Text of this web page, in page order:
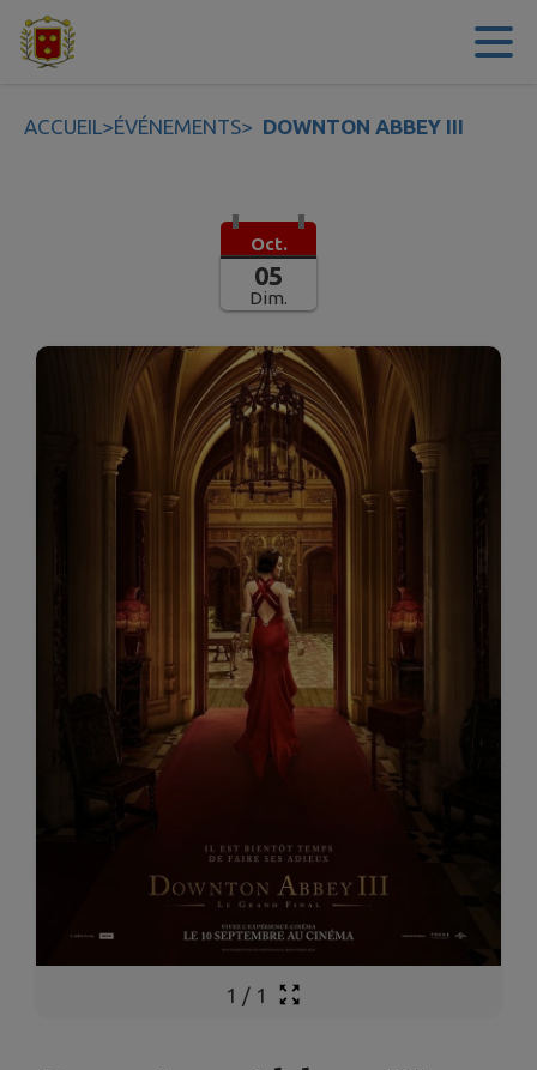
Contenu
ACCUEIL>ÉVÉNEMENTS> DOWNTON ABBEY III
Oct.
05
Dim.
1 / 1